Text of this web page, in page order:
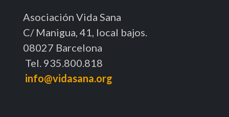
Asociación Vida Sana
C/ Manigua, 41, local bajos.
08027 Barcelona
Tel. 935.800.818
info@vidasana.org